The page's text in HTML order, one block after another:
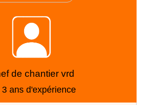
de chantier vrd
3 ans d'expérience